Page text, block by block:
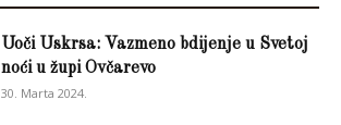
Uoči Uskrsa: Vazmeno bdijenje u Svetoj
noći u župi Ovčarevo
30. Marta 2024.